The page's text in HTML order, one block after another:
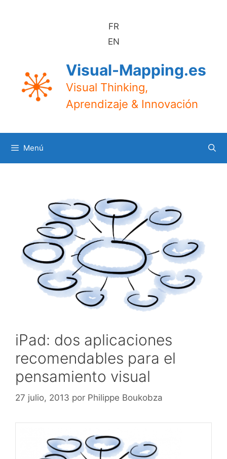
FR
EN
Visual-Mapping.es
Visual Thinking,
Aprendizaje & Innovación
Menú
iPad: dos aplicaciones
recomendables para el
pensamiento visual
27 julio, 2013 por Philippe Boukobza